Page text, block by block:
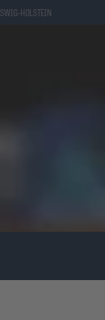
HOLSTEIN